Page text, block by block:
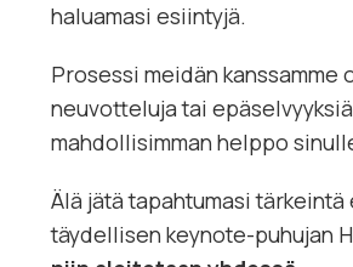
haluamasi esiintyjä.
Prosessi meidän
neuvotteluja tai
mahdollisimman helppo
Älä jätä tapahtumasi
täydellisen keynote-puhujan